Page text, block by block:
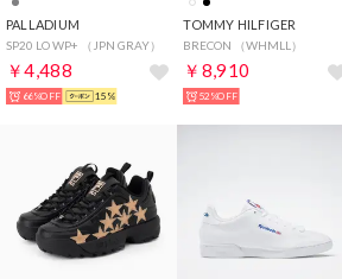
PALLADIUM
SP20 LO WP+ （JPN GRAY）
￥4,488
66%OFF 15%
TOMMY HILFIGER
BRECON （WHMLL）
￥8,910
52%OFF